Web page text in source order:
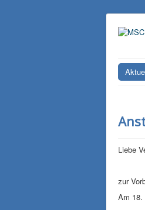
Liebe
zur
Am 18.